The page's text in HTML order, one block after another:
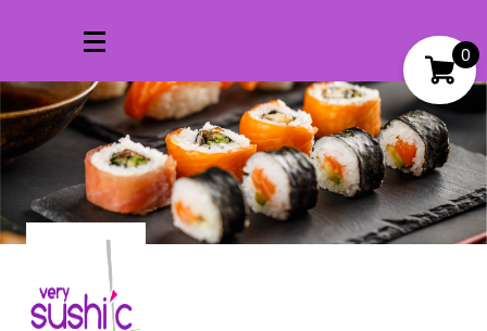
Mon compte
Mes favoris
0